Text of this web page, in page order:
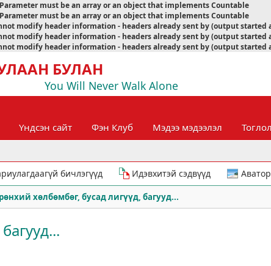
must be an array or an object that implements Countable
must be an array or an object that implements Countable
modify header information - headers already sent by (output started
modify header information - headers already sent by (output started
modify header information - headers already sent by (output started
БУЛАН
You Will Never Walk Alone
Үндсэн сайт Фэн Клуб Мэдээ мэдээлэл
бичлэгүүд Идэвхитэй сэдвүүд
хөлбөмбөг, бусад лигүүд, багууд...